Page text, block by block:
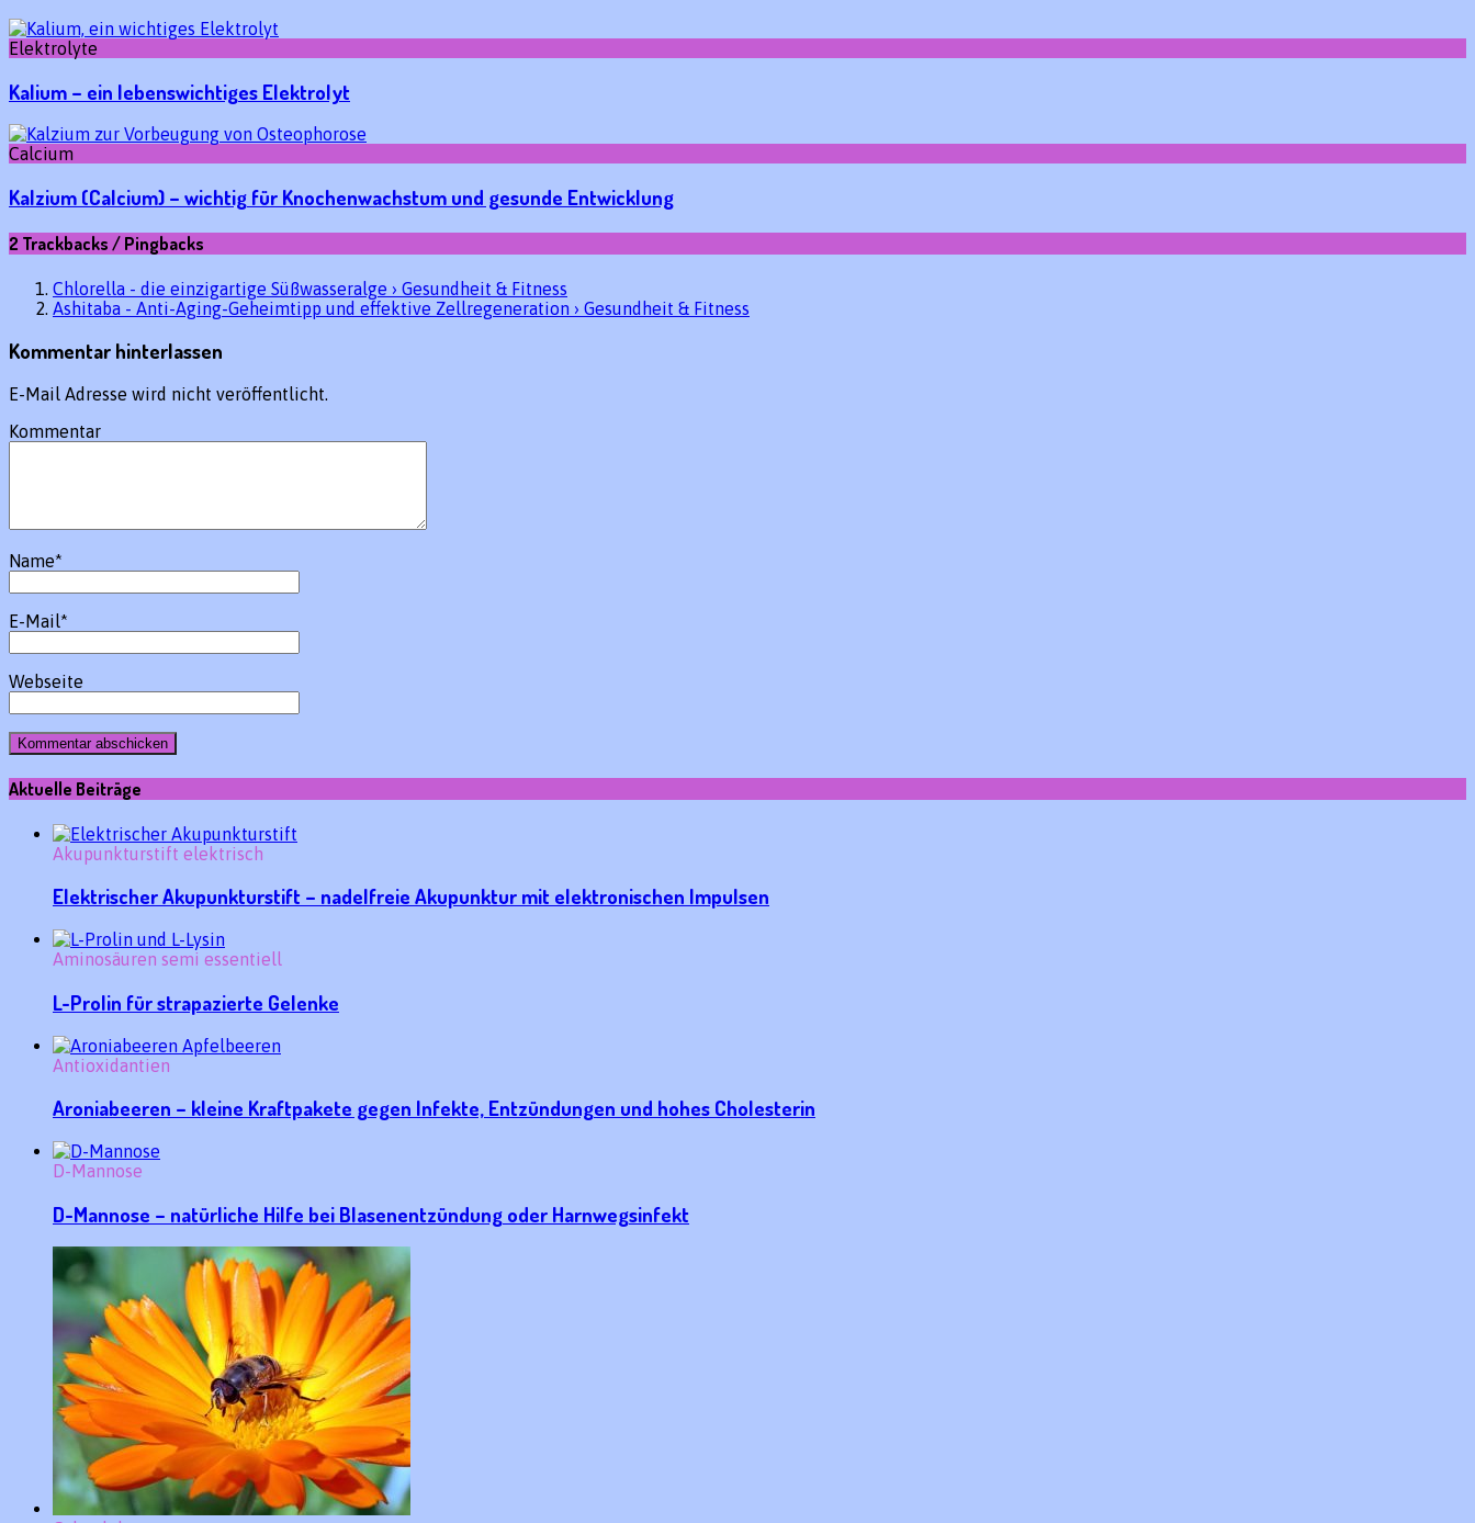
Elektrolyte
Kalium – ein lebenswichtiges Elektrolyt
Calcium
Kalzium (Calcium) – wichtig für Knochenwachstum und gesunde Entwicklung
2 Trackbacks / Pingbacks
Chlorella - die einzigartige Süßwasseralge › Gesundheit & Fitness
Ashitaba - Anti-Aging-Geheimtipp und effektive Zellregeneration › Gesundheit & Fitness
Kommentar hinterlassen
E-Mail Adresse wird nicht veröffentlicht.
Kommentar
Name*
E-Mail*
Webseite
Aktuelle Beiträge
Akupunkturstift elektrisch
Elektrischer Akupunkturstift – nadelfreie Akupunktur mit elektronischen Impulsen
Aminosäuren semi essentiell
L-Prolin für strapazierte Gelenke
Antioxidantien
Aroniabeeren – kleine Kraftpakete gegen Infekte, Entzündungen und hohes Cholesterin
D-Mannose
D-Mannose – natürliche Hilfe bei Blasenentzündung oder Harnwegsinfekt